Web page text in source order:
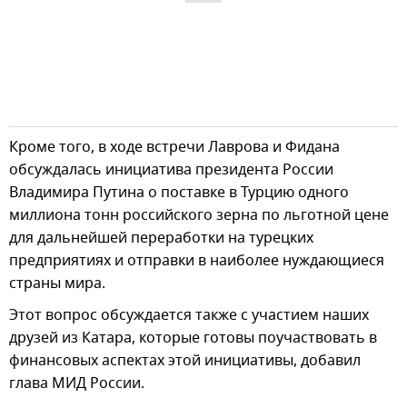
Кроме того, в ходе встречи Лаврова и Фидана
обсуждалась инициатива президента России
Владимира Путина о поставке в Турцию одного
миллиона тонн российского зерна по льготной цене
для дальнейшей переработки на турецких
предприятиях и отправки в наиболее нуждающиеся
страны мира.
Этот вопрос обсуждается также с участием наших
друзей из Катара, которые готовы поучаствовать в
финансовых аспектах этой инициативы, добавил
глава МИД России.